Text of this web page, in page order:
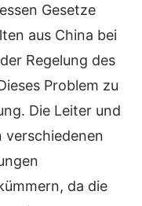
Gesetze
aus China bei
Regelung des
Problem zu
Die Leiter und
verschiedenen
da die